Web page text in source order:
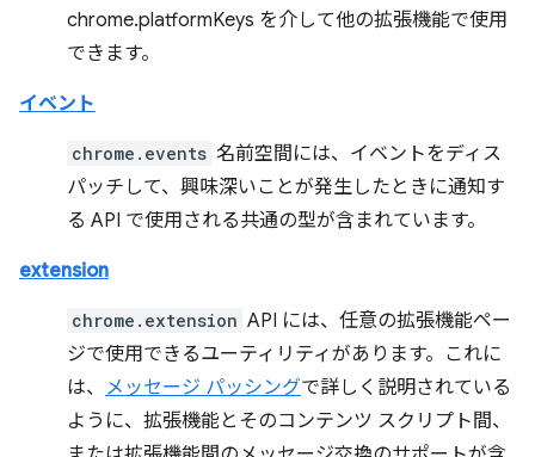
chrome.platformKeys を介して他の拡張機能で使用
できます。
イベント
chrome.events 名前空間には、イベントをディス
パッチして、興味深いことが発生したときに通知す
る API で使用される共通の型が含まれています。
extension
chrome.extension API には、任意の拡張機能ペー
ジで使用できるユーティリティがあります。これに
は、 メッセージ パッシングで詳しく説明されている
ように、拡張機能とそのコンテンツ スクリプト間、